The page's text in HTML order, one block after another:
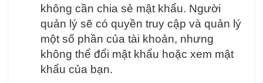
không cần chia sẻ mật khẩu. Người
quản lý sẽ có quyền truy cập và quản lý
một số phần của tài khoản, nhưng
không thể đổi mật khẩu hoặc xem mật
khẩu của bạn.